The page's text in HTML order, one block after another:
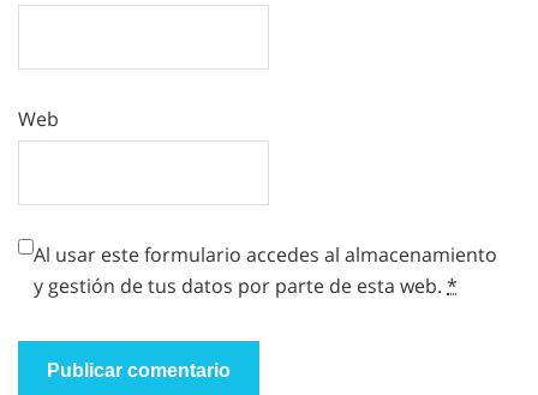
Web
Al usar este formulario accedes al almacenamiento
y gestión de tus datos por parte de esta web. *